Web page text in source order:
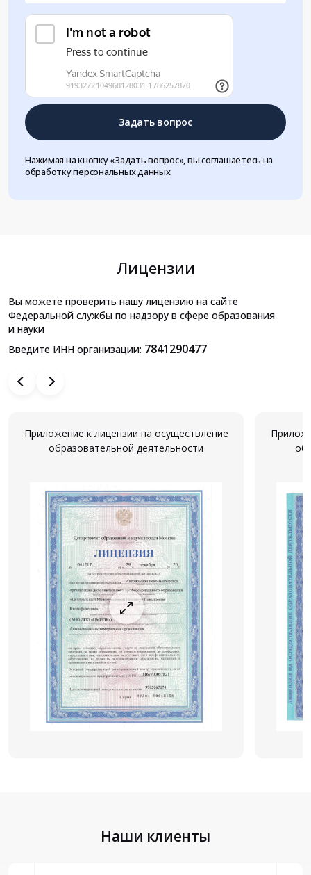
Задать вопрос
Нажимая на кнопку «Задать вопрос», вы соглашаетесь на
обработку персональных данных
Лицензии
Вы можете проверить нашу лицензию на сайте
Федеральной службы по надзору в сфере образования
и науки
Введите ИНН организации: 7841290477
Приложение к лицензии на осуществление
образовательной деятельности
Наши клиенты